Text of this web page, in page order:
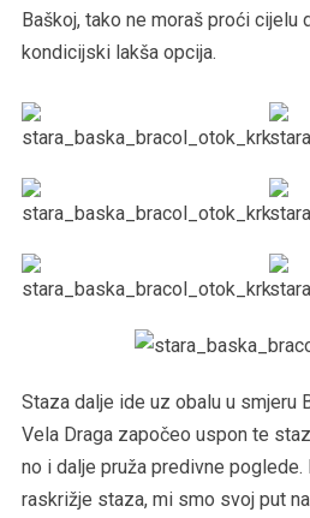
Baškoj, tako ne moraš proći cijelu
kondicijski lakša opcija.
Staza dalje ide uz obalu u smjeru
Vela Draga započeo uspon te
no i dalje pruža predivne poglede.
raskrižje staza, mi smo svoj put